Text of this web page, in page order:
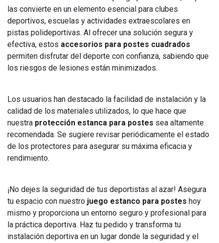
las convierte en un elemento esencial para clubes
deportivos, escuelas y actividades extraescolares en
pistas polideportivas. Al ofrecer una solución segura y
efectiva, estos accesorios para postes cuadrados
permiten disfrutar del deporte con confianza, sabiendo que
los riesgos de lesiones están minimizados.
Los usuarios han destacado la facilidad de instalación y la
calidad de los materiales utilizados, lo que hace que
nuestra protección estanca para postes sea altamente
recomendada. Se sugiere revisar periódicamente el estado
de los protectores para asegurar su máxima eficacia y
rendimiento.
¡No dejes la seguridad de tus deportistas al azar! Asegura
tu espacio con nuestro juego estanco para postes hoy
mismo y proporciona un entorno seguro y profesional para
la práctica deportiva. Haz tu pedido y transforma tu
instalación deportiva en un lugar donde la seguridad y el